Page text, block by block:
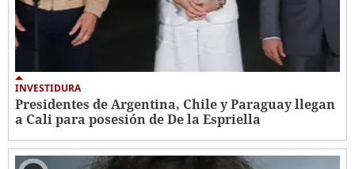
INVESTIDURA
Presidentes de Argentina, Chile y Paraguay llegan
a Cali para posesión de De la Espriella